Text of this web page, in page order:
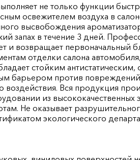
не только функции
освежителем воздуха в
высвобождения
запах в течение 3 дней.
и возвращает первоначальный
отделки салона
стойким
барьером против
Вся продукция
из высококачественных
Не оказывает
экологического